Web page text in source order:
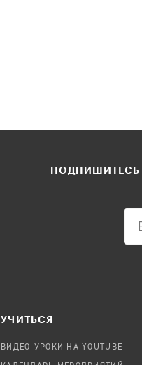
ПОДПИШИТЕСЬ
УЧИТЬСЯ
ВИДЕО-УРОКИ НА YOUTUBE